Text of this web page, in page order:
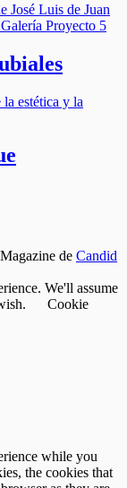
José Luis de Juan
Proyecto 5
estética y la
de Candid
We'll assume
Cookie
while you
the cookies that